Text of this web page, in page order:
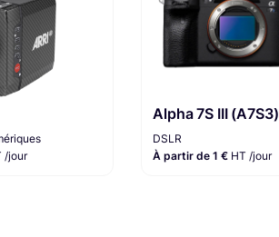
/jour
Alpha 7S III (A7S3)
DSLR
À partir de 1 € HT /jour